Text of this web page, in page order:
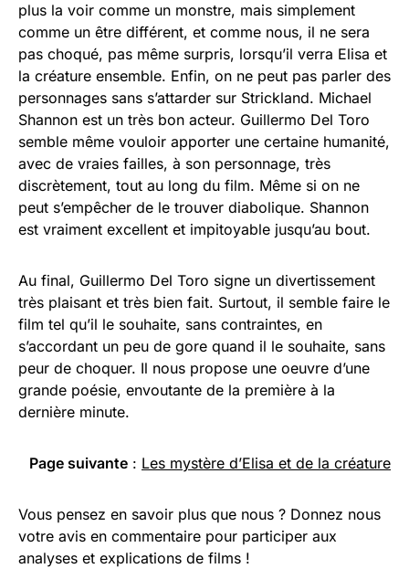
plus la voir comme un monstre, mais simplement
comme un être différent, et comme nous, il ne sera
pas choqué, pas même surpris, lorsqu’il verra Elisa et
la créature ensemble. Enfin, on ne peut pas parler des
personnages sans s’attarder sur Strickland. Michael
Shannon est un très bon acteur. Guillermo Del Toro
semble même vouloir apporter une certaine humanité,
avec de vraies failles, à son personnage, très
discrètement, tout au long du film. Même si on ne
peut s’empêcher de le trouver diabolique. Shannon
est vraiment excellent et impitoyable jusqu’au bout.
Au final, Guillermo Del Toro signe un divertissement
très plaisant et très bien fait. Surtout, il semble faire le
film tel qu’il le souhaite, sans contraintes, en
s’accordant un peu de gore quand il le souhaite, sans
peur de choquer. Il nous propose une oeuvre d’une
grande poésie, envoutante de la première à la
dernière minute.
Page suivante : Les mystère d’Elisa et de la créature
Vous pensez en savoir plus que nous ? Donnez nous
votre avis en commentaire pour participer aux
analyses et explications de films !